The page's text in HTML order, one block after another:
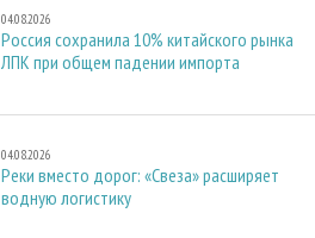
04.08.2026
Россия сохранила 10% китайского рынка
ЛПК при общем падении импорта
04.08.2026
Реки вместо дорог: «Свеза» расширяет
водную логистику